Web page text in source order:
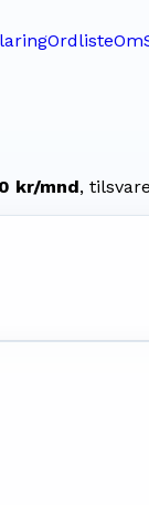
OrdlisteOm
kr/mnd,